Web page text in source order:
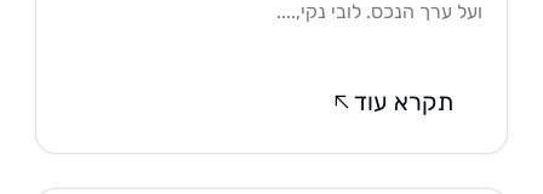
ערך הנכס. לובי נקי,....
תקרא עוד